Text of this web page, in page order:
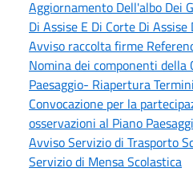
Aggiornamento Dell'albo Dei
Di Assise E Di Corte Di Assise
Avviso raccolta firme
Nomina dei componenti della
Paesaggio- Riapertura Termini
Convocazione per la
osservazioni al Piano
Avviso Servizio di Trasporto
Servizio di Mensa Scolastica